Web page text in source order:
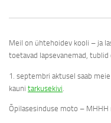
Meil on ühtehoidev kooli – ja
toetavad lapsevanemad, tublid
1. septembri aktusel saab
kauni tarkusekivi
Õpilasesinduse moto – MHHH